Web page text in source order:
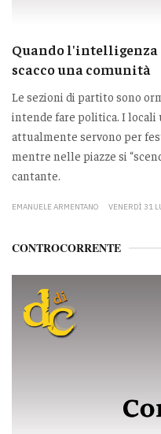
Quando
scacco una comunità
Le sezioni di partito sono
intende fare politica. I locali
attualmente servono per
mentre nelle piazze si
cantante.
EMANUELE ARMENTANO VENERDÌ 31
CONTROCORRENTE